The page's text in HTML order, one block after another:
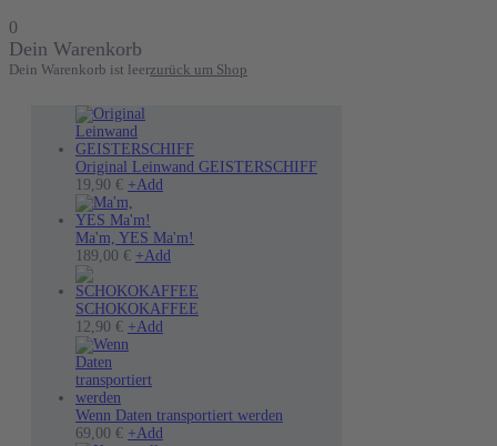
0
Dein Warenkorb
Dein Warenkorb ist leerzurück um Shop
Original Leinwand GEISTERSCHIFF
19,90 € +Add
mehrere
Varianten
Die
Optionen
werden
Ma'm, YES Ma'm!
189,00 € +Add
SCHOKOKAFFEE
12,90 € +Add
Wenn Daten transportiert werden
69,00 € +Add